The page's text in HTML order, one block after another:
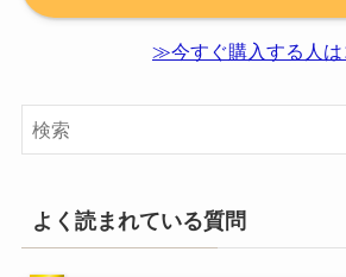
≫今すぐ購入する人は
よく読まれている質問